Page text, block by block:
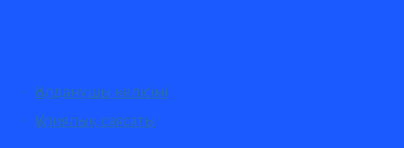
Қолданушы келісімі
Құпиялық саясаты